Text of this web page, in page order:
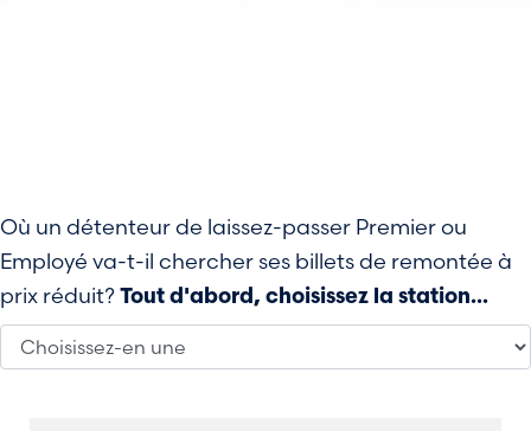
Où un détenteur de laissez-passer Premier ou
Employé va-t-il chercher ses billets de remontée à
prix réduit? Tout d'abord, choisissez la station...